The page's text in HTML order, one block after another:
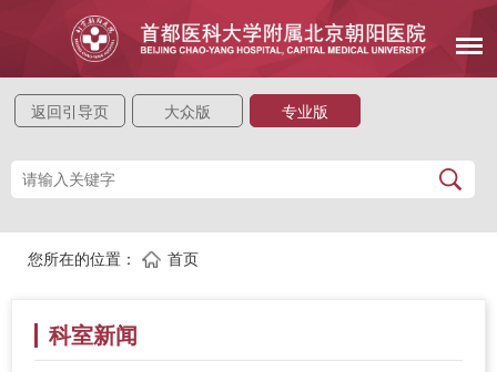
返回引导页 大众版 专业版
您所在的位置： 首页
科室新闻